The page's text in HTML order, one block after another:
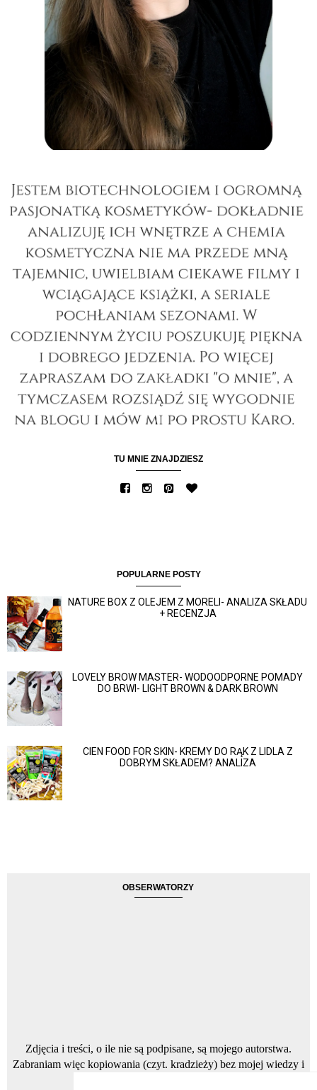
TU MNIE ZNAJDZIESZ
POPULARNE POSTY
NATURE BOX Z OLEJEM Z MORELI- ANALIZA SKŁADU
+ RECENZJA
LOVELY BROW MASTER- WODOODPORNE POMADY
DO BRWI- LIGHT BROWN & DARK BROWN
CIEN FOOD FOR SKIN- KREMY DO RĄK Z LIDLA Z
DOBRYM SKŁADEM? ANALIZA
OBSERWATORZY
Zdjęcia i treści, o ile nie są podpisane, są mojego autorstwa.
Zabraniam więc kopiowania (czyt. kradzieży) bez mojej wiedzy i